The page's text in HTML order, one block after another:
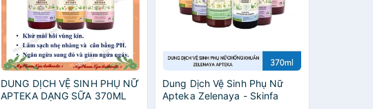
DUNG DỊCH VỆ SINH PHỤ NỮ
APTEKA DẠNG SỮA 370ML
Dung Dịch Vệ Sinh Phụ Nữ
Apteka Zelenaya - Skinfa